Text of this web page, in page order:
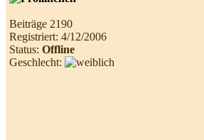
Beiträge 2190
Registriert: 4/12/2006
Status: Offline
Geschlecht: